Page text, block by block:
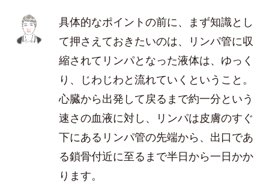
具体的なポイントの前に、まず知識とし
て押さえておきたいのは、リンパ管に収
縮されてリンパとなった液体は、ゆっく
り、じわじわと流れていくということ。
心臓から出発して戻るまで約一分という
速さの血液に対し、リンパは皮膚のすぐ
下にあるリンパ管の先端から、出口であ
る鎖骨付近に至るまで半日から一日かか
ります。